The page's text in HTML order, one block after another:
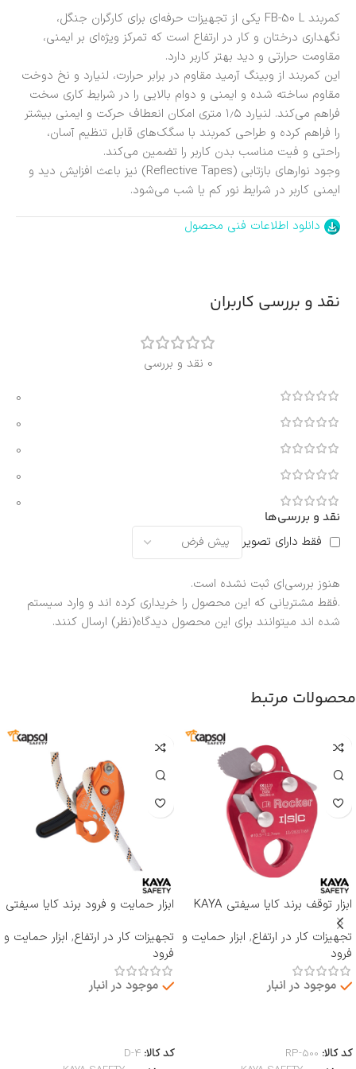
کمربند FB-50 L یکی از تجهیزات حرفه‌ای برای کارگران جنگل،
نگهداری درختان و کار در ارتفاع است که تمرکز ویژه‌ای بر ایمنی،
مقاومت حرارتی و دید بهتر کاربر دارد.
این کمربند از وبینگ آرمید مقاوم در برابر حرارت، لنیارد و نخ دوخت
مقاوم ساخته شده و ایمنی و دوام بالایی را در شرایط کاری سخت
فراهم می‌کند. لنیارد ۱٫۵ متری امکان انعطاف حرکت و ایمنی بیشتر
را فراهم کرده و طراحی کمربند با سگک‌های قابل تنظیم آسان،
راحتی و فیت مناسب بدن کاربر را تضمین می‌کند.
وجود نوارهای بازتابی (Reflective Tapes) نیز باعث افزایش دید و
ایمنی کاربر در شرایط نور کم یا شب می‌شود.
دانلود اطلاعات فنی محصول
نقد و بررسی کاربران
0 نقد و بررسی
0
0
0
0
0
نقد و بررسی‌ها
فقط دارای تصویر
هنوز بررسی‌ای ثبت نشده است.
.فقط مشتریانی که این محصول را خریداری کرده اند و وارد سیستم
شده اند میتوانند برای این محصول دیدگاه(نظر) ارسال کنند.
محصولات مرتبط
ابزار توقف برند کایا سیفتی KAYA
SAFETY مدل RP-500 ROCKER
تجهیزات کار در ارتفاع, ابزار حمایت و
فرود
موجود در انبار
کد کالا: RP-500
ابزار حمایت و فرود برند کایا سیفتی
تجهیزات کار در ارتفاع, ابزار حمایت و
فرود
موجود در انبار
کد کالا: D-4